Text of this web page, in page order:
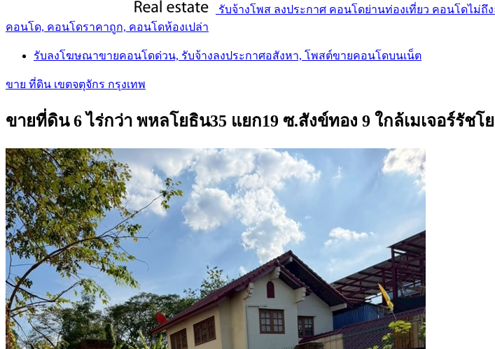
รับจ้างโพส ลงประกาศ คอนโดย่านท่องเที่ยว คอนโดไม่
คอนโด, คอนโดราคาถูก, คอนโดห้องเปล่า
รับลงโฆษณาขายคอนโดด่วน, รับจ้างลงประกาศอสังหา, โพสต์ขายคอนโดบนเน็ต
ขาย ที่ดิน เขตจตุจักร กรุงเทพ
ขายที่ดิน 6 ไร่กว่า พหลโยธิน35 แยก19 ซ.สังข์ทอง 9 ใกล้เมเจอร์รัชโย